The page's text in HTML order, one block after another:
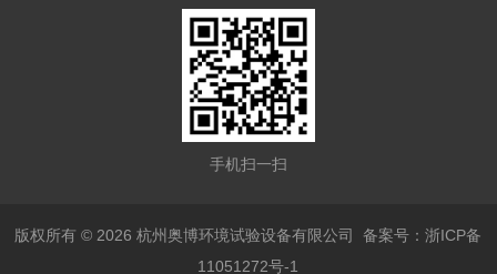
手机扫一扫
版权所有 © 2026 杭州奥博环境试验设备有限公司备案号：浙ICP备
11051272号-1